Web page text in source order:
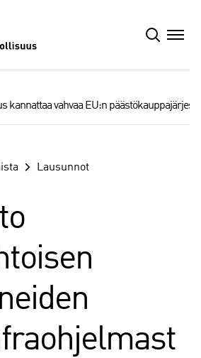
kannattaa vahvaa EU:n
Lausunnot